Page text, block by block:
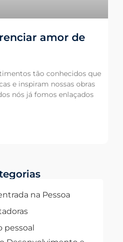
amor de
tão conhecidos que
e inspiram nossas obras
nós já fomos enlaçados
na Pessoa
pessoal